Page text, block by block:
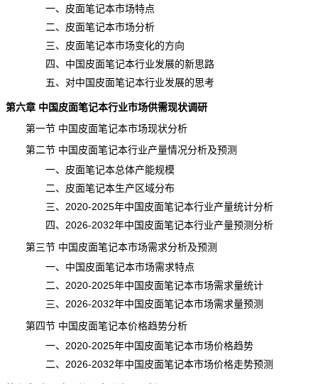
一、皮面笔记本市场特点
二、皮面笔记本市场分析
三、皮面笔记本市场变化的方向
四、中国皮面笔记本行业发展的新思路
五、对中国皮面笔记本行业发展的思考
第六章 中国皮面笔记本行业市场供需现状调研
第一节 中国皮面笔记本市场现状分析
第二节 中国皮面笔记本行业产量情况分析及预测
一、皮面笔记本总体产能规模
二、皮面笔记本生产区域分布
三、2020-2025年中国皮面笔记本行业产量统计分析
四、2026-2032年中国皮面笔记本行业产量预测分析
第三节 中国皮面笔记本市场需求分析及预测
一、中国皮面笔记本市场需求特点
二、2020-2025年中国皮面笔记本市场需求量统计
三、2026-2032年中国皮面笔记本市场需求量预测
第四节 中国皮面笔记本价格趋势分析
一、2020-2025年中国皮面笔记本市场价格趋势
二、2026-2032年中国皮面笔记本市场价格走势预测